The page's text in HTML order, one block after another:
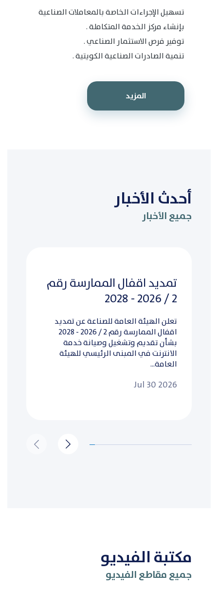
تسهيل الإجراءات الخاصة بالمعاملات الصناعية
بإنشاء مركز الخدمة المتكاملة .
توفير فرص الاستثمار الصناعي .
تنمية الصادرات الصناعية الكويتية .
المزيد
أحدث الأخبار
جميع الأخبار
تمديد اقفال الممارسة رقم
2 / 2026 - 2028
تعلن الهيئة العامة للصناعة عن تمديد
اقفال الممارسة رقم 2 / 2026 - 2028
بشأن تقديم وتشغيل وصيانة خدمة
الانترنت في المبنى الرئيسي للهيئة
العامة...
Jul 30 2026
مكتبة الفيديو
جميع مقاطع الفيديو